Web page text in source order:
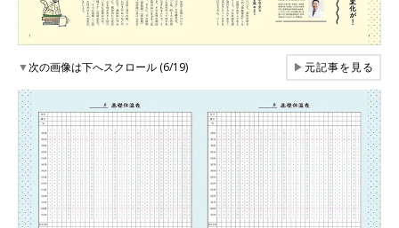
▼次の画像は下へスクロール (6/19) ▶元記事を見る